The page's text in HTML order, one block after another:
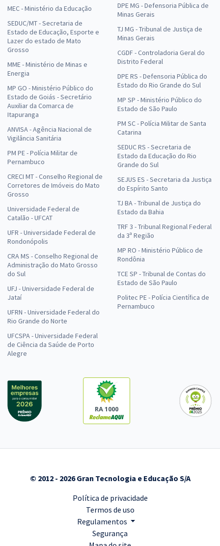
MEC - Ministério da Educação
SEDUC/MT - Secretaria de
Estado de Educação, Esporte e
Lazer do estado de Mato
Grosso
MME - Ministério de Minas e
Energia
MP GO - Ministério Público do
Estado de Goiás - Secretário
Auxiliar da Comarca de
Itapuranga
ANVISA - Agência Nacional de
Vigilância Sanitária
PM PE - Polícia Militar de
Pernambuco
CRECI MT - Conselho Regional de
Corretores de Imóveis do Mato
Grosso
Universidade Federal de
Catalão - UFCAT
UFR - Universidade Federal de
Rondonópolis
CRA MS - Conselho Regional de
Administração do Mato Grosso
do Sul
UFJ - Universidade Federal de
Jataí
UFRN - Universidade Federal do
Rio Grande do Norte
UFCSPA - Universidade Federal
de Ciência da Saúde de Porto
Alegre
DPE MG - Defensoria Pública de
Minas Gerais
TJ MG - Tribunal de Justiça de
Minas Gerais
CGDF - Controladoria Geral do
Distrito Federal
DPE RS - Defensoria Pública do
Estado do Rio Grande do Sul
MP SP - Ministério Público do
Estado de São Paulo
PM SC - Polícia Militar de Santa
Catarina
SEDUC RS - Secretaria de
Estado da Educação do Rio
Grande do Sul
SEJUS ES - Secretaria da Justiça
do Espírito Santo
TJ BA - Tribunal de Justiça do
Estado da Bahia
TRF 3 - Tribunal Regional Federal
da 3ª Região
MP RO - Ministério Público de
Rondônia
TCE SP - Tribunal de Contas do
Estado de São Paulo
Politec PE - Polícia Científica de
Pernambuco
RA 1000
© 2012 - 2026 Gran Tecnologia e Educação S/A
Política de privacidade
Termos de uso
Regulamentos
Segurança